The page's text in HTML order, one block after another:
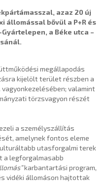
azaz 20 új
állomással bővül a P+R és
a Béke utca –
megállapodás
kijelölt terület részben a
valamint
törzsvagyon részét
a személyszállítás
amelynek fontos eleme
utasforgalmi terek
a legforgalmasabb
karbantartási program,
vidéki állomáson hajtottak